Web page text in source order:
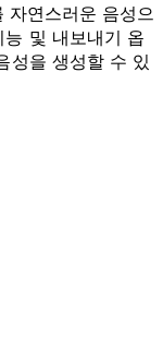
연스러운 음성으
및 내보내기 옵
성을 생성할 수 있